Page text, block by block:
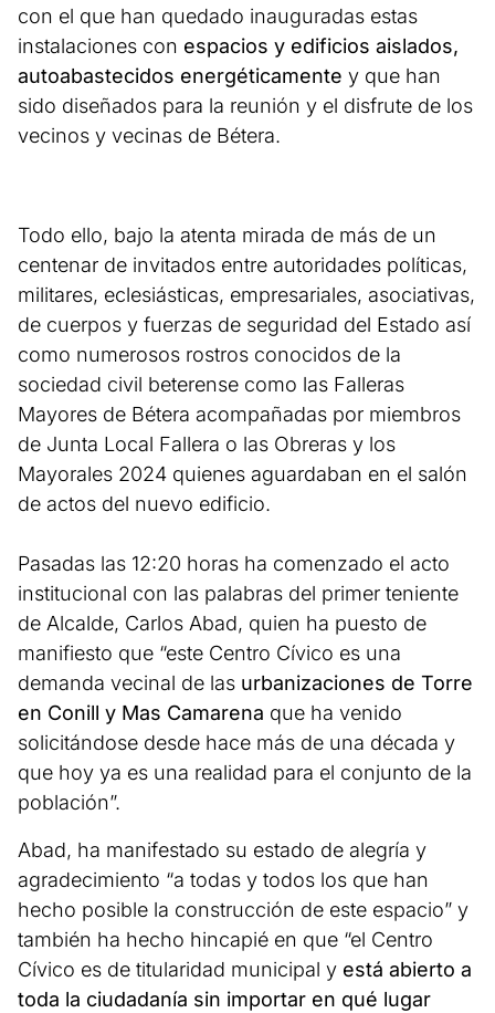
con el que han quedado inauguradas estas
instalaciones con espacios y edificios aislados,
autoabastecidos energéticamente y que han
sido diseñados para la reunión y el disfrute de los
vecinos y vecinas de Bétera.
Todo ello, bajo la atenta mirada de más de un
centenar de invitados entre autoridades políticas,
militares, eclesiásticas, empresariales, asociativas,
de cuerpos y fuerzas de seguridad del Estado así
como numerosos rostros conocidos de la
sociedad civil beterense como las Falleras
Mayores de Bétera acompañadas por miembros
de Junta Local Fallera o las Obreras y los
Mayorales 2024 quienes aguardaban en el salón
de actos del nuevo edificio.
Pasadas las 12:20 horas ha comenzado el acto
institucional con las palabras del primer teniente
de Alcalde, Carlos Abad, quien ha puesto de
manifiesto que “este Centro Cívico es una
demanda vecinal de las urbanizaciones de Torre
en Conill y Mas Camarena que ha venido
solicitándose desde hace más de una década y
que hoy ya es una realidad para el conjunto de la
población”.
Abad, ha manifestado su estado de alegría y
agradecimiento “a todas y todos los que han
hecho posible la construcción de este espacio” y
también ha hecho hincapié en que “el Centro
Cívico es de titularidad municipal y está abierto a
toda la ciudadanía sin importar en qué lugar